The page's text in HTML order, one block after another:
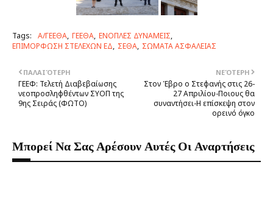
Tags: Α/ΓΕΕΘΑ ΓΕΕΘΑ ΕΝΟΠΛΕΣ ΔΥΝΑΜΕΙΣ
ΕΠΙΜΟΡΦΩΣΗ ΣΤΕΛΕΧΩΝ ΕΔ ΣΕΘΑ ΣΩΜΑΤΑ ΑΣΦΑΛΕΙΑΣ
ΝΕΌΤΕΡΗ
Στον Έβρο ο Στεφανής στις 26-
27 Απριλίου-Ποιους θα
συναντήσει-Η επίσκεψη στον
ορεινό όγκο
ΠΑΛΑΙΌΤΕΡΗ
ΓΕΕΦ: Τελετή Διαβεβαίωσης
νεοπροσληφθέντων ΣΥΟΠ της
9ης Σειράς (ΦΩΤΟ)
Μπορεί Να Σας Αρέσουν Αυτές Οι Αναρτήσεις